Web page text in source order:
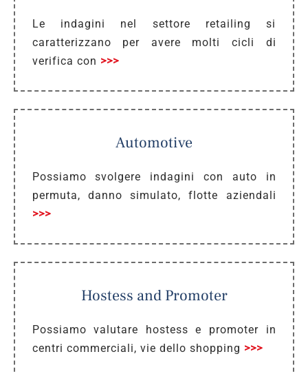
Le indagini nel settore retailing si
caratterizzano per avere molti cicli di
verifica con >>>
Automotive
Possiamo svolgere indagini con auto in
permuta, danno simulato, flotte aziendali
>>>
Hostess and Promoter
Possiamo valutare hostess e promoter in
centri commerciali, vie dello shopping >>>